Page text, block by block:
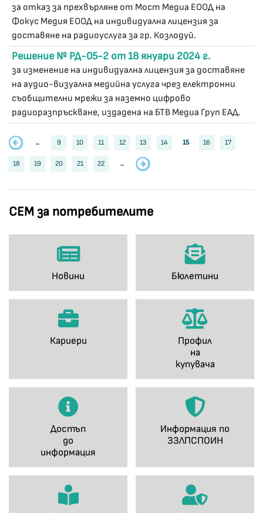
СЕМ за потребителите
Новини Бюлетини
Кариери
Профил
на
купувача
Достъп
до
информация
Информация по
ЗЗЛПСПОИН
за отказ за прехвърляне от Мост Медиа ЕООД на
Фокус Медия ЕООД на индивидуална лицензия за
доставяне на радиоуслуга за гр. Козлодуй.
Решение № РД-05-2 от 18 януари 2024 г.
за изменение на индивидуална лицензия за доставяне
на аудио-визуална медийна услуга чрез електронни
съобщителни мрежи за наземно цифрово
радиоразпръскване, издадена на БТВ Медиа Груп ЕАД.
.. 9 10 11 12 13 14 15 16 17
18 19 20 21 22 ..